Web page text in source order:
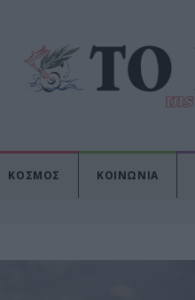
ΚΟΣΜΟΣ ΚΟΙΝΩΝΙΑ